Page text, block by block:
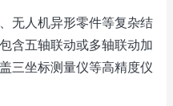
无人机异形零件等复杂结
含五轴联动或多轴联动加
三坐标测量仪等高精度仪